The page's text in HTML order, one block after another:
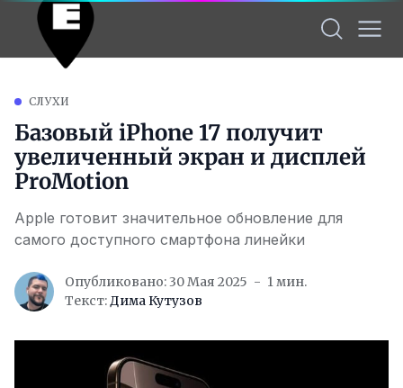
СЛУХИ
Базовый iPhone 17 получит
увеличенный экран и дисплей
ProMotion
Apple готовит значительное обновление для
самого доступного смартфона линейки
Опубликовано: 30 Мая 2025
1 мин.
Текст:Дима Кутузов